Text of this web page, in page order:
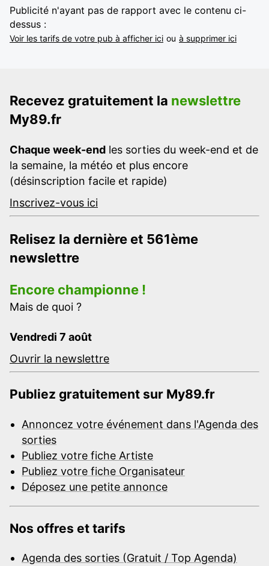
Publicité n'ayant pas de rapport avec le contenu ci-
dessus :
Voir les tarifs de votre pub à afficher ici ou à supprimer ici
Recevez gratuitement la newslettre
My89.fr
Chaque week-end les sorties du week-end et de
la semaine, la météo et plus encore
(désinscription facile et rapide)
Inscrivez-vous ici
Relisez la dernière et 561ème
newslettre
Encore championne !
Mais de quoi ?
Vendredi 7 août
Ouvrir la newslettre
Publiez gratuitement sur My89.fr
Annoncez votre événement dans l'Agenda des
sorties
Publiez votre fiche Artiste
Publiez votre fiche Organisateur
Déposez une petite annonce
Nos offres et tarifs
Agenda des sorties (Gratuit / Top Agenda)